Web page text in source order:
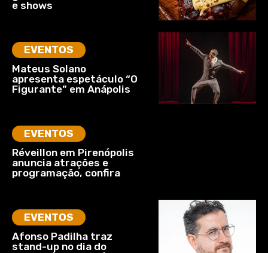
e shows
EVENTOS
Mateus Solano
apresenta espetáculo “O
Figurante” em Anápolis
EVENTOS
Réveillon em Pirenópolis
anuncia atrações e
programação, confira
EVENTOS
Afonso Padilha traz
stand-up no dia do